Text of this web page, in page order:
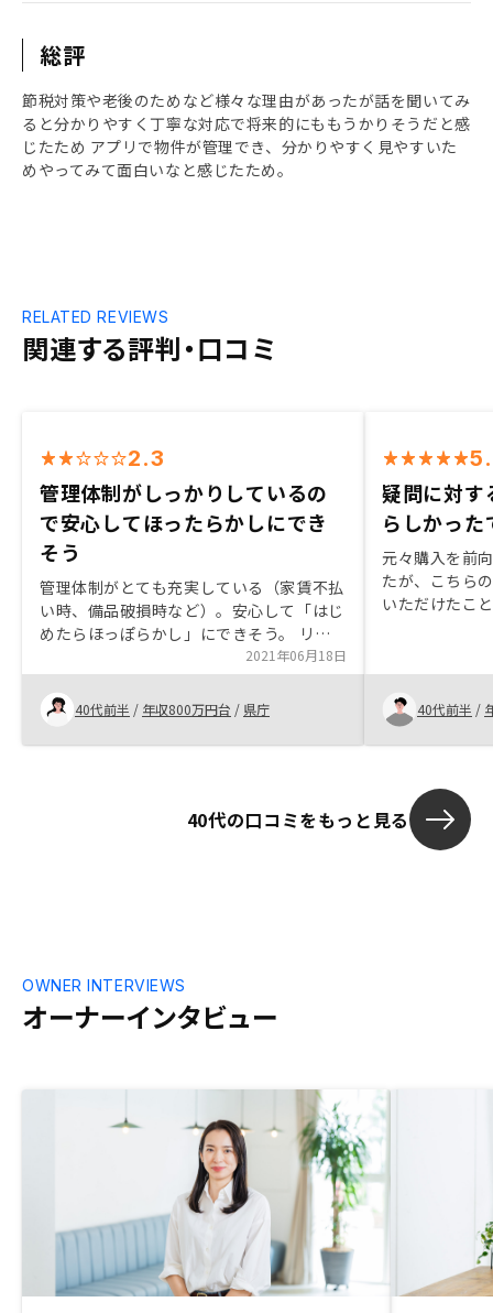
総評
節税対策や老後のためなど様々な理由があったが話を聞いてみ
ると分かりやすく丁寧な対応で将来的にももうかりそうだと感
じたため アプリで物件が管理でき、分かりやすく見やすいた
めやってみて面白いなと感じたため。
関連する評判・口コミ
RELATED REVIEWS
2.3
管理体制がしっかりしているの
で安心してほったらかしにでき
そう
管理体制がとても充実している（家賃不払
い時、備品破損時など）。安心して「はじ
めたらほっぽらかし」にできそう。 リノ
ベなど商品価値を上げる系列会社があり、
資産価値減対策ができると感じる営業担当
がとにかく契約を急いでいる感じがした。
管理サービスがいいから契約しようと思っ
ているのに、担当の性急な態度が、何かこ
まう。 面談中に物件を見せられ、その場
ナー販売、押し売りのやり口と同じに感
じ、不信感をもつ。
2021年06月18日
40代前半 / 年収800万円台 / 県庁
疑問に対す
らしかった
元々購入を前
たが、こちら
いただけたこ
だければ幸い
くださった髙
様に感謝もう
リや電子書類
ていると思い
として推し進
す。
40代前半 /
40代の口コミをもっと見る
オーナーインタビュー
OWNER INTERVIEWS